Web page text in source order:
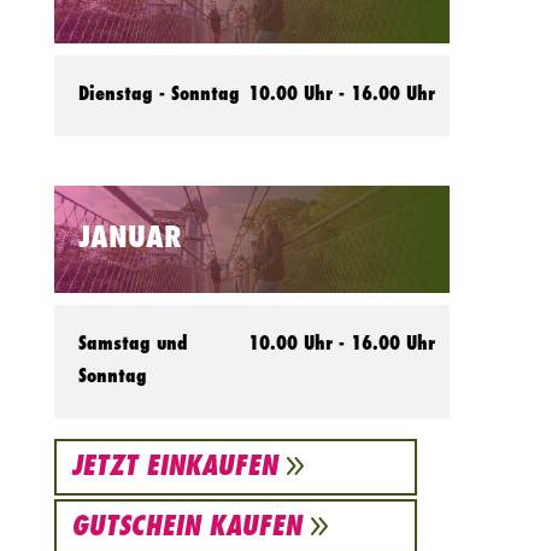
Dienstag - Sonntag 10.00 Uhr - 16.00 Uhr
JANUAR
Samstag und
Sonntag
10.00 Uhr - 16.00 Uhr
9
JETZT EINKAUFEN
9
GUTSCHEIN KAUFEN